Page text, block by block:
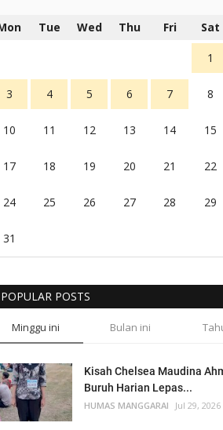
Tue Wed Thu Fri Sat
1
3 4 5 6 7 8
10 11 12 13 14 15
17 18 19 20 21 22
24 25 26 27 28 29
31
POPULAR POSTS
Minggu ini Bulan ini
Kisah Chelsea Maudina
Buruh Harian Lepas...
HUMAS MANGGARAI Jul 29, 2026